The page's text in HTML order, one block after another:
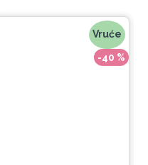
Vruće
-40 %